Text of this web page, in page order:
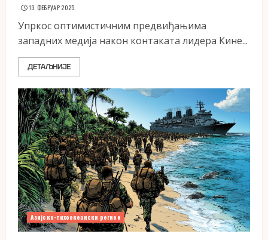
13. ФЕБРУАР 2025.
Упркос оптимистичним предвиђањима
западних медија након контаката лидера Кине...
ДЕТАЉНИЈЕ
Азијско-тихоокеански регион